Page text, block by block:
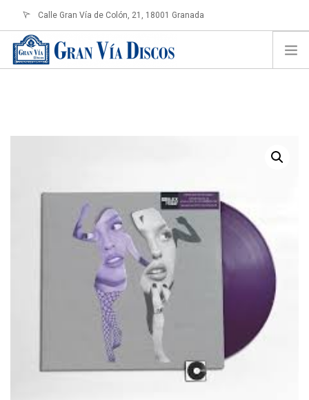
Calle Gran Vía de Colón, 21, 18001 Granada
info@granviadiscos.com
SOBRE NOSOTROS
SHOPPING CART